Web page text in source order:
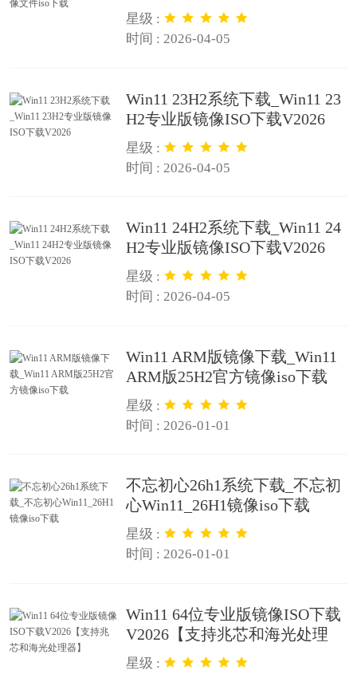
星级 :
时间 : 2026-04-05
Win11 23H2系统下载_Win11 23
H2专业版镜像ISO下载V2026
星级 :
时间 : 2026-04-05
Win11 24H2系统下载_Win11 24
H2专业版镜像ISO下载V2026
星级 :
时间 : 2026-04-05
Win11 ARM版镜像下载_Win11
ARM版25H2官方镜像iso下载
星级 :
时间 : 2026-01-01
不忘初心26h1系统下载_不忘初
心Win11_26H1镜像iso下载
星级 :
时间 : 2026-01-01
Win11 64位专业版镜像ISO下载
V2026【支持兆芯和海光处理
器】
星级 :